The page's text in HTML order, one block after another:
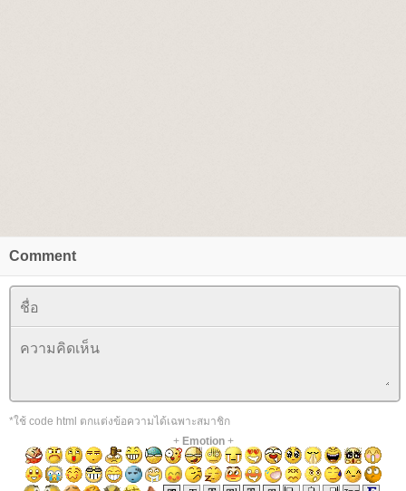
Comment
*ใช้ code html ตกแต่งข้อความได้เฉพาะสมาชิก
+ Emotion+